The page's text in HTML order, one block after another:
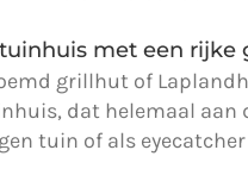
met een rijke
grillhut of
dat helemaal aan
tuin of als